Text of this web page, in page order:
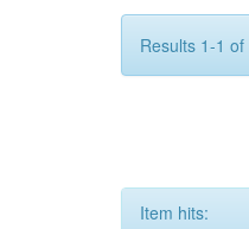
Results 1-1
Item hits: